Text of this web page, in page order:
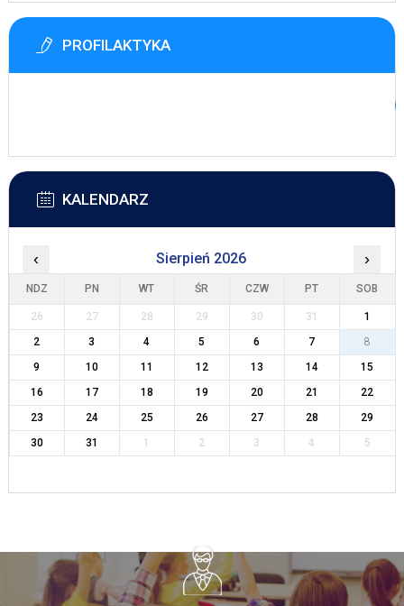
PROFILAKTYKA
KALENDARZ
‹ Sierpień 2026 ›
NDZ PN WT ŚR CZW PT SOB
26 27 28 29 30 31
1
2
3 4 5 6 7
8
9
10 11 12 13 14
15
16
17 18 19 20 21
22
23
24 25 26 27 28
29
30
31 1 2 3 4 5